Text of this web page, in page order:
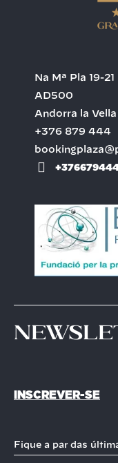
Na Mª Pla 19-21
AD500
Andorra la Vella
+376 879 444
INSCREVER-SE
Fique a par das